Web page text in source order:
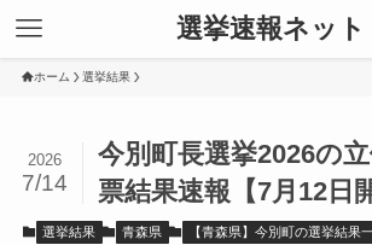
選挙速報ネット
ホーム 選挙結果
今別町長選挙2026の
票結果速報【7月12日
2026
7/14
選挙結果 青森県 【青森県】今別町の選挙結果